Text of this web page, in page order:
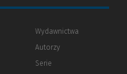
Wydawnictwa
Autorzy
Serie